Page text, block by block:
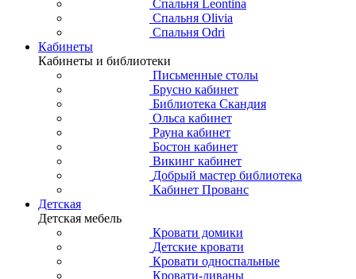
Спальня Leontina
Спальня Olivia
Спальня Odri
Кабинеты
Кабинеты и библиотеки
Письменные столы
Брусно кабинет
Библиотека Скандия
Ольса кабинет
Рауна кабинет
Бостон кабинет
Викинг кабинет
Добрый мастер библиотека
Кабинет Прованс
Детская
Детская мебель
Кровати домики
Детские кровати
Кровати односпальные
Кровати-диваны